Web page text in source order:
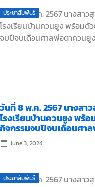
ประชาสัมพันธ์
วันที่ 8 พ.ค. 2567 นางส
โรงเรียนบ้านควนยูง พร้
กิจกรรมจบปีจบเดือนศา
Posted
on
June 3, 2024
ประชาสัมพันธ์
Posted